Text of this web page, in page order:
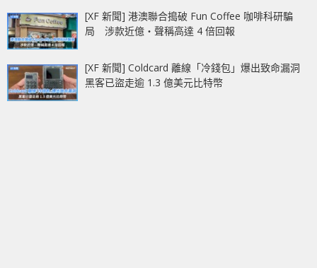
[XF 新聞] 港澳聯合搗破 Fun Coffee 咖啡科研騙
局 涉款近億‧聲稱高達 4 倍回報
[XF 新聞] Coldcard 離線「冷錢包」爆出致命漏洞
黑客已盜走逾 1.3 億美元比特幣